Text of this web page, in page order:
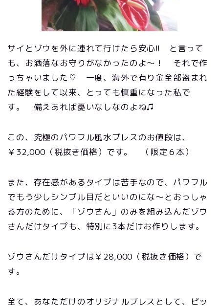
サイとゾウを外に連れて行けたら安心!! と言って
も、お洒落なお守りがなかったのよ～！ それで作
っちゃいました♡ 一度、海外で有り金全部盗まれ
た経験をして以来、とっても慎重になった私で
す。 備えあれば憂いなしなのよね♫
この、究極のパワフル風水ブレスのお値段は、
￥32,000（税抜き価格）です。 （限定６本）
また、存在感があるタイプは苦手なので、パワフル
でもう少しシンプル目だといいのにな～とおっしゃ
る方のために、「ゾウさん」のみを組み込んだゾウ
さんだけタイプも、特別に3本だけお作りします。
ゾウさんだけタイプは￥28,000（税抜き価格）で
す。
全て、あなただけのオリジナルブレスとして、ピッ